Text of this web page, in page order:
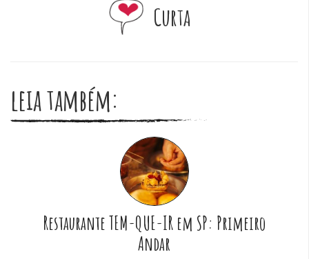
Curta
leia também:
Restaurante TEM-QUE-IR em SP: Primeiro
Andar